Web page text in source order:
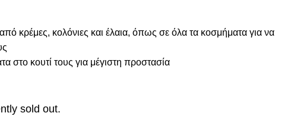
κρέμες, κολόνιες και έλαια, όπως σε όλα τα κοσμήματα για να
στο κουτί τους για μέγιστη προστασία
sold out.